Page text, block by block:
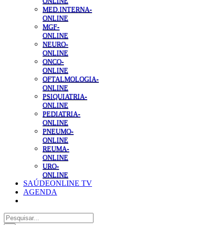
MED.INTERNA-
ONLINE
MGF-
ONLINE
NEURO-
ONLINE
ONCO-
ONLINE
OFTALMOLOGIA-
ONLINE
PSIQUIATRIA-
ONLINE
PEDIATRIA-
ONLINE
PNEUMO-
ONLINE
REUMA-
ONLINE
URO-
ONLINE
SAÚDEONLINE TV
AGENDA
Pesquisar